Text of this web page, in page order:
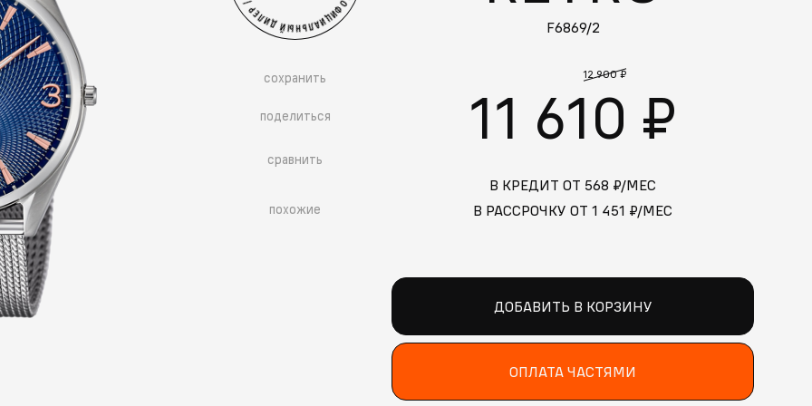
сохранить
поделиться
сравнить
похожие
F6869/2
12 900 ₽
11 610 ₽
В КРЕДИТ ОТ 568 ₽/МЕС
В РАССРОЧКУ ОТ 1 451 ₽/МЕС
ДОБАВИТЬ В КОРЗИНУ
ОПЛАТА ЧАСТЯМИ